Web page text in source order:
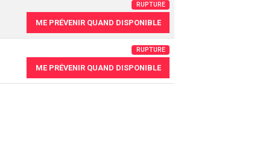
RUPTURE
ME PRÉVENIR QUAND DISPONIBLE
RUPTURE
ME PRÉVENIR QUAND DISPONIBLE